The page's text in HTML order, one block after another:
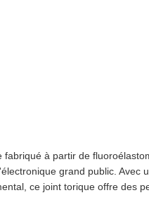
à partir de
grand public. Avec
ce joint torique offre des